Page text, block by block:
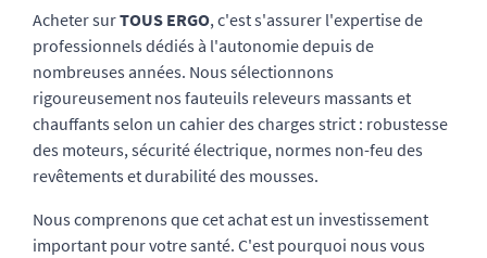
Acheter surTOUS ERGO, c'est s'assurer l'expertise de
professionnels dédiés à l'autonomie depuis de
nombreuses années. Nous sélectionnons
rigoureusement nos fauteuils releveurs massants et
chauffants selon un cahier des charges strict : robustesse
des moteurs, sécurité électrique, normes non-feu des
revêtements et durabilité des mousses.
Nous comprenons que cet achat est un investissement
important pour votre santé. C'est pourquoi nous vous